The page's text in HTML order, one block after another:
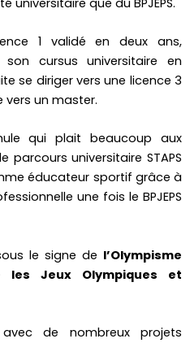
1 validé en deux ans,
son cursus universitaire en
se diriger vers une licence 3
vers un master.
qui plait beaucoup aux
universitaire STAPS
éducateur sportif grâce à
une fois le BPJEPS
le signe de l’Olympisme
Jeux Olympiques et
de nombreux projets